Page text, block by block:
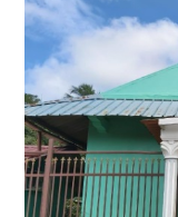
EVANGÉLICA
METODISTA
EL
SALVADOR